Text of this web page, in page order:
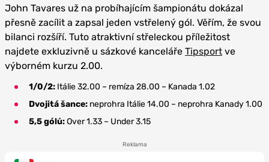
John Tavares už na probíhajícím šampionátu dokázal
přesně zacílit a zapsal jeden vstřelený gól. Věřím, že svou
bilanci rozšíří. Tuto atraktivní střeleckou příležitost
najdete exkluzivně u sázkové kanceláře Tipsport ve
výborném kurzu 2.00.
1/0/2: Itálie 32.00 – remíza 28.00 – Kanada 1.02
Dvojitá šance: neprohra Itálie 14.00 – neprohra Kanady 1.00
5,5 gólů:Over 1.33 – Under 3.15
Reklama